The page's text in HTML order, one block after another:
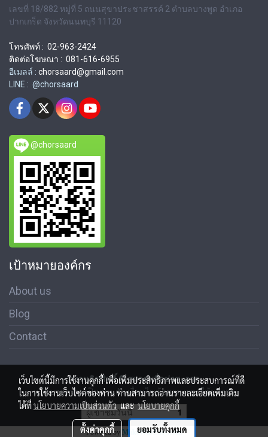
เลขที่ 18/882 หมู่ที่ 5 ถนนสุขาประชาสรรค์ 2 ตำบลบางพูด อำเภอ
ปากเกร็ด จังหวัดนนทบุรี 11120
โทรศัพท์ : 02-963-2424
ติดต่อโฆษณา : 081-616-6955
อีเมลล์ : chorsaard@gmail.com
LINE : @chorsaard
@chorsaard
เป้าหมายองค์กร
About us
Blog
Contact
สงวนลิขสิทธิ์ © สมาคมสื่อช่อสะอาด
นโนบายความเป็นส่วนตัว เงื่อนไขข้อตกลงการใช้บริการ
ผู้เข้าชมวันนี้ 1
Powered by MakeWebEasy.com
เว็บไซต์นี้มีการใช้งานคุกกี้ เพื่อเพิ่มประสิทธิภาพและประสบการณ์ที่ดี
ในการใช้งานเว็บไซต์ของท่าน ท่านสามารถอ่านรายละเอียดเพิ่มเติม
ได้ที่นโยบายความเป็นส่วนตัวและนโยบายคุกกี้
ตั้งค่าคุกกี้ ยอมรับทั้งหมด